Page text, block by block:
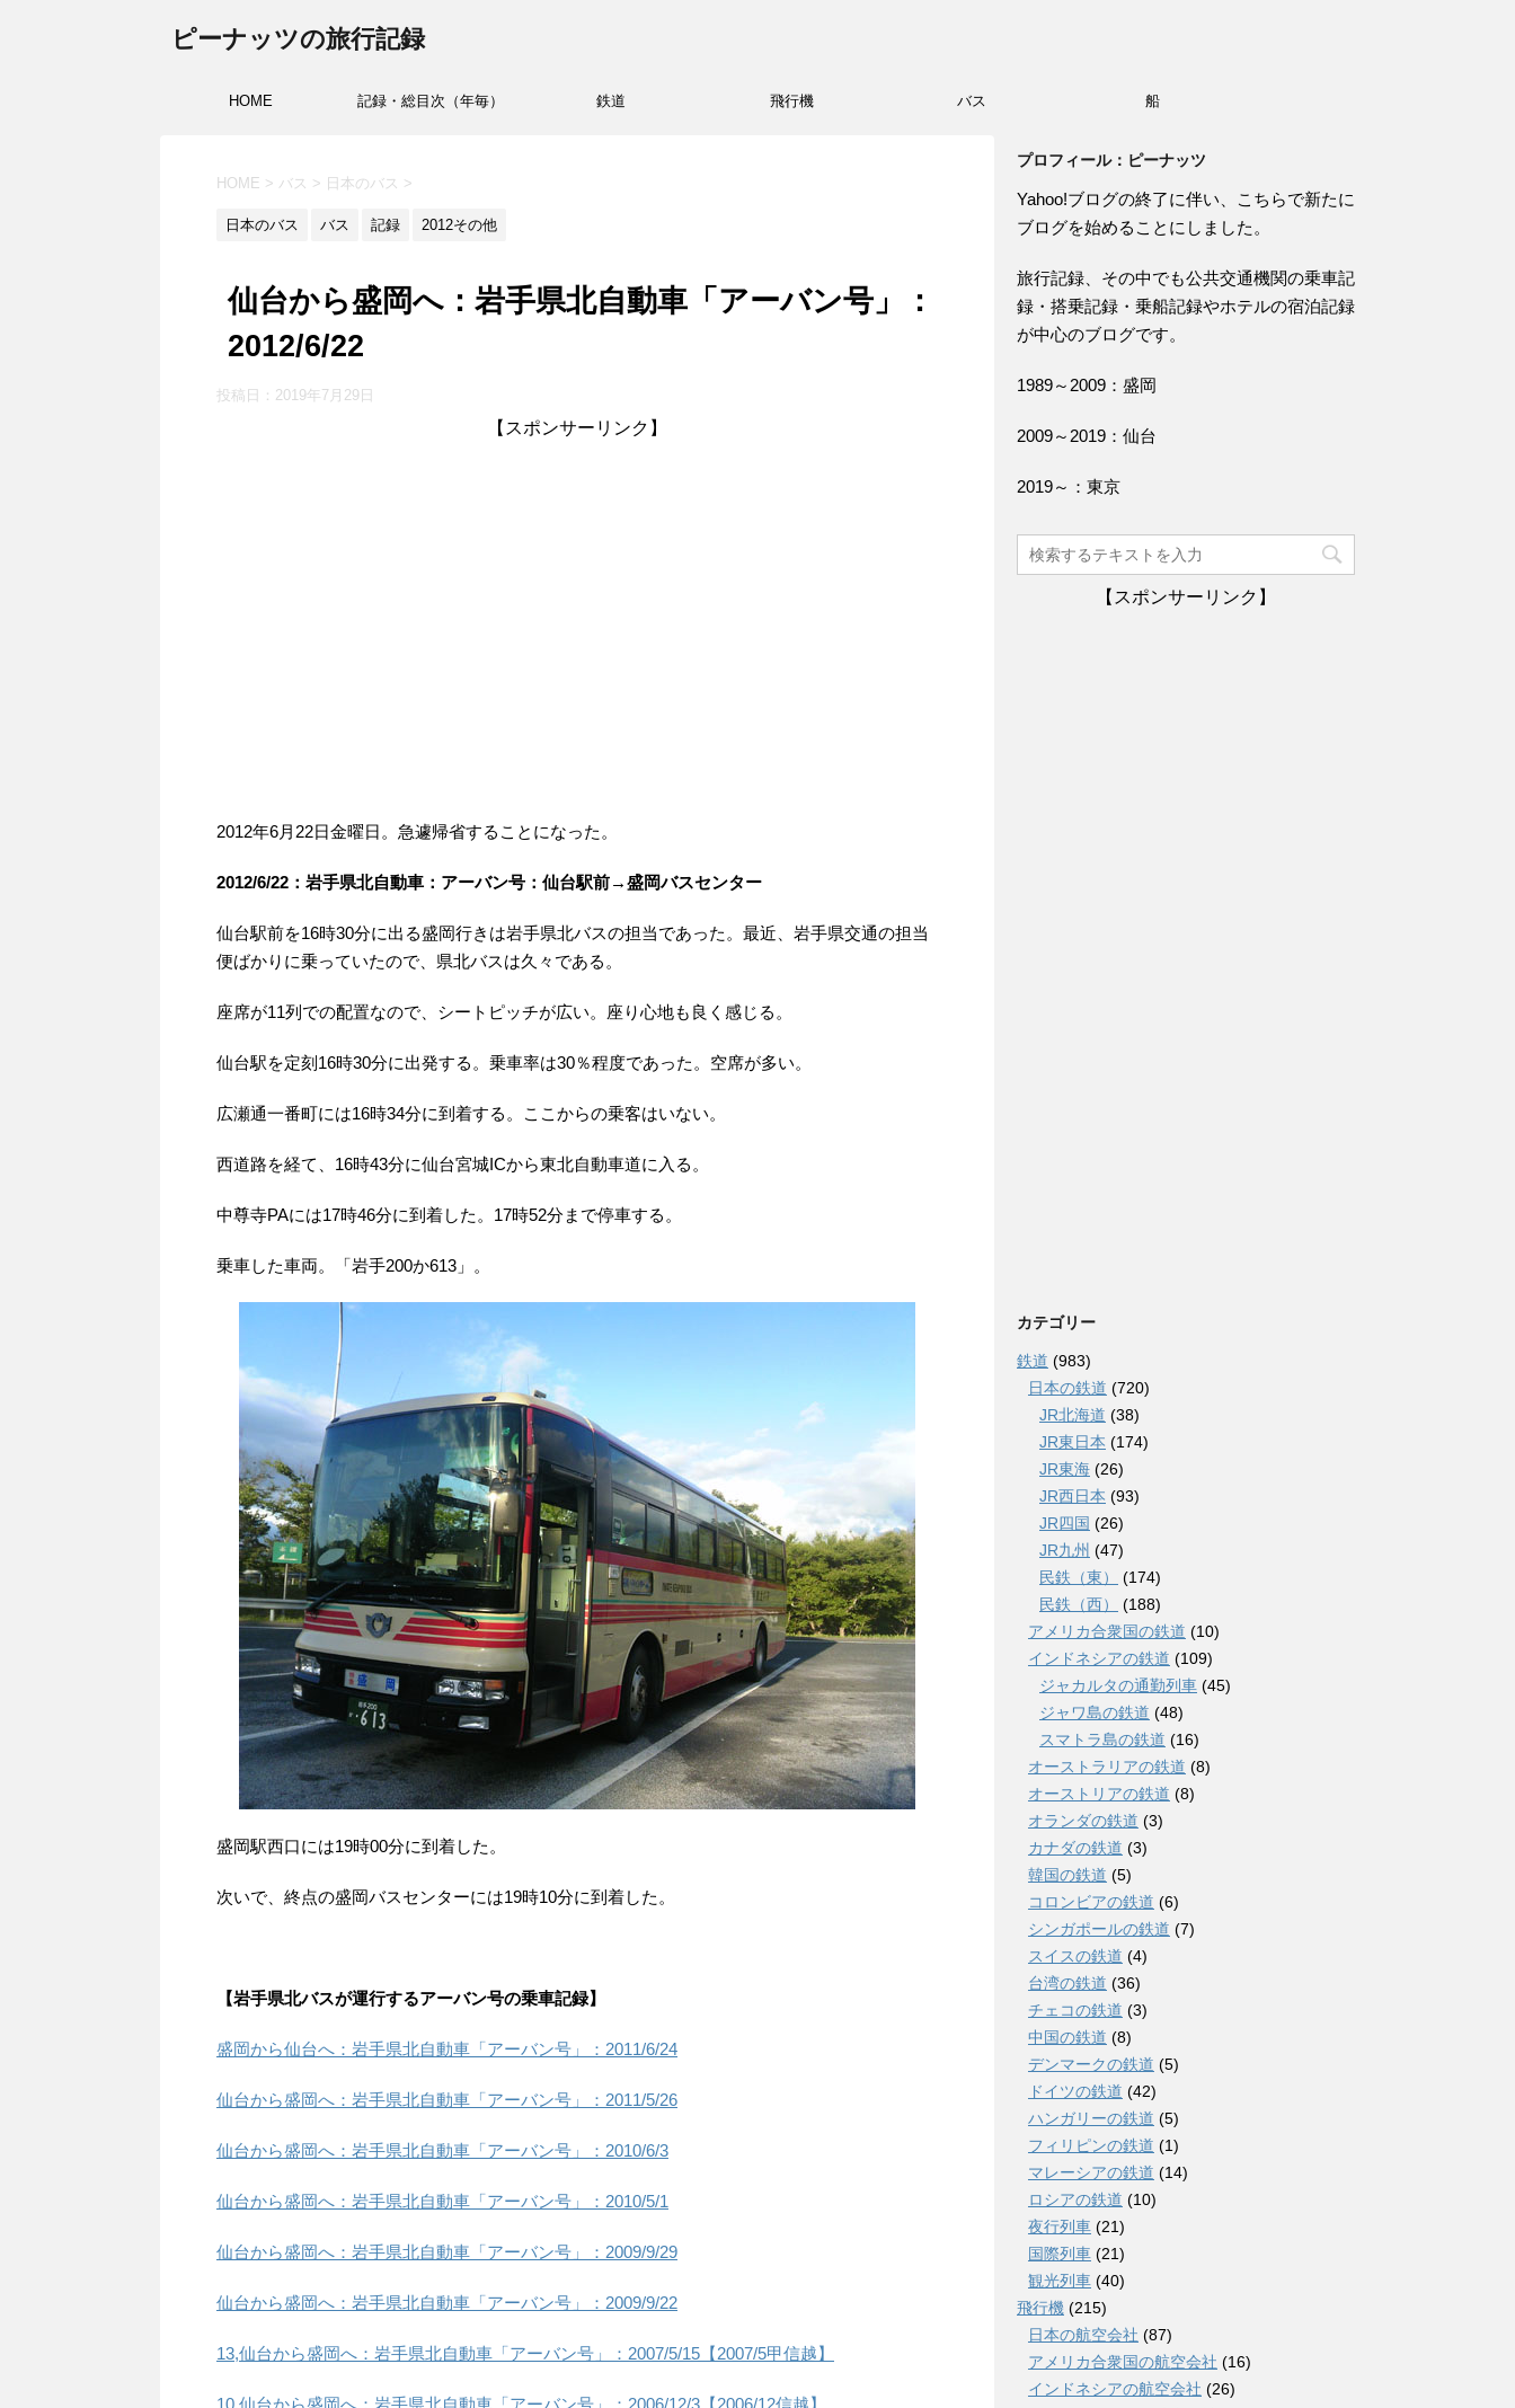
ピーナッツの旅行記録
HOME 記録・総目次（年毎） 鉄道 飛行機 バス 船
HOME > バス > 日本のバス >
日本のバス バス 記録 2012その他
仙台から盛岡へ：岩手県北自動車「アーバン号」：
2012/6/22
投稿日：2019年7月29日
【スポンサーリンク】
2012年6月22日金曜日。急遽帰省することになった。
2012/6/22：岩手県北自動車：アーバン号：仙台駅前→盛岡バスセンター
仙台駅前を16時30分に出る盛岡行きは岩手県北バスの担当であった。最近、岩手県交通の担当
便ばかりに乗っていたので、県北バスは久々である。
座席が11列での配置なので、シートピッチが広い。座り心地も良く感じる。
仙台駅を定刻16時30分に出発する。乗車率は30％程度であった。空席が多い。
広瀬通一番町には16時34分に到着する。ここからの乗客はいない。
西道路を経て、16時43分に仙台宮城ICから東北自動車道に入る。
中尊寺PAには17時46分に到着した。17時52分まで停車する。
乗車した車両。「岩手200か613」。
盛岡駅西口には19時00分に到着した。
次いで、終点の盛岡バスセンターには19時10分に到着した。
【岩手県北バスが運行するアーバン号の乗車記録】
盛岡から仙台へ：岩手県北自動車「アーバン号」：2011/6/24
仙台から盛岡へ：岩手県北自動車「アーバン号」：2011/5/26
仙台から盛岡へ：岩手県北自動車「アーバン号」：2010/6/3
仙台から盛岡へ：岩手県北自動車「アーバン号」：2010/5/1
仙台から盛岡へ：岩手県北自動車「アーバン号」：2009/9/29
仙台から盛岡へ：岩手県北自動車「アーバン号」：2009/9/22
13,仙台から盛岡へ：岩手県北自動車「アーバン号」：2007/5/15【2007/5甲信越】
10,仙台から盛岡へ：岩手県北自動車「アーバン号」：2006/12/3【2006/12信越】
プロフィール：ピーナッツ
Yahoo!ブログの終了に伴い、こちらで新たに
ブログを始めることにしました。
旅行記録、その中でも公共交通機関の乗車記
録・搭乗記録・乗船記録やホテルの宿泊記録
が中心のブログです。
1989～2009：盛岡
2009～2019：仙台
2019～：東京
【スポンサーリンク】
カテゴリー
鉄道 (983)
日本の鉄道 (720)
JR北海道 (38)
JR東日本 (174)
JR東海 (26)
JR西日本 (93)
JR四国 (26)
JR九州 (47)
民鉄（東）
(174)
民鉄（西）
(188)
アメリカ合衆国の鉄道 (10)
インドネシアの鉄道 (109)
ジャカルタの通勤列車 (45)
ジャワ島の鉄道 (48)
スマトラ島の鉄道 (16)
オーストラリアの鉄道 (8)
オーストリアの鉄道 (8)
オランダの鉄道 (3)
カナダの鉄道 (3)
韓国の鉄道 (5)
コロンビアの鉄道 (6)
シンガポールの鉄道 (7)
スイスの鉄道 (4)
台湾の鉄道 (36)
チェコの鉄道 (3)
中国の鉄道 (8)
デンマークの鉄道 (5)
ドイツの鉄道 (42)
ハンガリーの鉄道 (5)
フィリピンの鉄道 (1)
マレーシアの鉄道 (14)
ロシアの鉄道 (10)
夜行列車 (21)
国際列車 (21)
観光列車 (40)
飛行機 (215)
日本の航空会社 (87)
アメリカ合衆国の航空会社 (16)
インドネシアの航空会社 (26)